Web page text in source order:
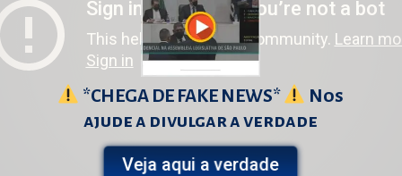
PROJETOS
*CHEGA DE FAKE NEWS*
Nos
ajude a divulgar a verdade
Veja aqui a verdade